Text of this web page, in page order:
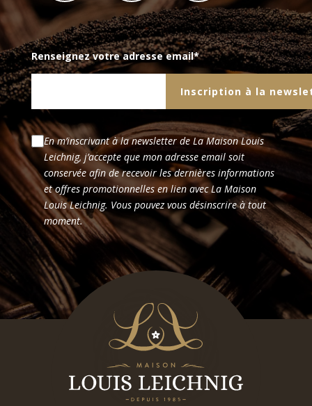
Renseignez votre adresse email*
En m’inscrivant à la newsletter de La Maison Louis
Leichnig, j’accepte que mon adresse email soit
conservée afin de recevoir les dernières informations
et offres promotionnelles en lien avec La Maison
Louis Leichnig. Vous pouvez vous désinscrire à tout
moment.